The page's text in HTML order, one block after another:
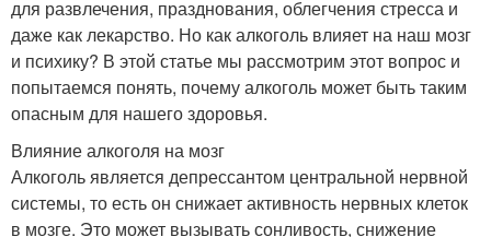
для развлечения, празднования, облегчения стресса и
даже как лекарство. Но как алкоголь влияет на наш мозг
и психику? В этой статье мы рассмотрим этот вопрос и
попытаемся понять, почему алкоголь может быть таким
опасным для нашего здоровья.
Влияние алкоголя на мозг
Алкоголь является депрессантом центральной нервной
системы, то есть он снижает активность нервных клеток
в мозге. Это может вызывать сонливость, снижение